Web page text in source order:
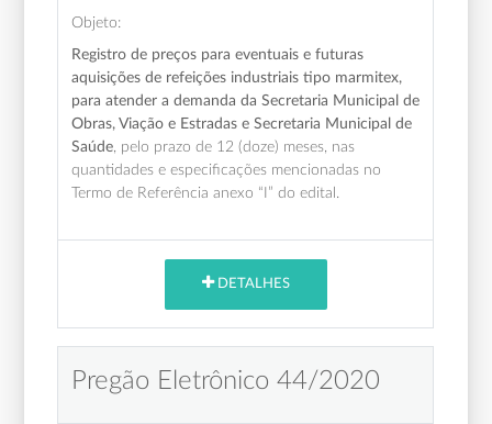
Objeto:
Registro de preços para eventuais e futuras
aquisições de refeições industriais tipo marmitex,
para atender a demanda da Secretaria Municipal de
Obras, Viação e Estradas e Secretaria Municipal de
Saúde , pelo prazo de 12 (doze) meses, nas
quantidades e especificações mencionadas no
Termo de Referência anexo “I” do edital.
DETALHES
Pregão Eletrônico 44/2020